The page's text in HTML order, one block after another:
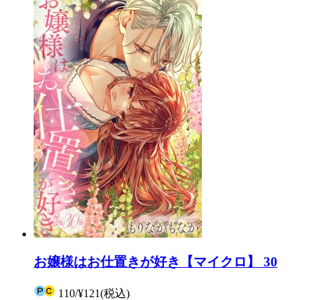
お嬢様はお仕置きが好き【マイクロ】 30
110/¥121(税込)